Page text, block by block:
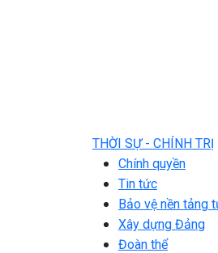
THỜI SỰ - CHÍNH TRỊ
Chính quyền
Tin tức
Bảo vệ nền tảng
Xây dựng Đảng
Đoàn thể